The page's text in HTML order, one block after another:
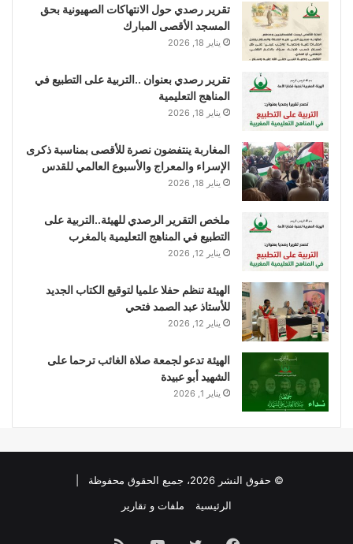
تقرير رصدي حول الانتهاكات الصهيونية بحق
المسجد الأقصى المبارك
يناير 18, 2026
تقرير رصدي بعنوان ..التربية على التطبيع في
المناهج التعليمية
يناير 18, 2026
المغاربة ينتفضون نصرة للأقصى بمناسبة ذكرى
الإسراء والمعراج والأسبوع العالمي للقدس
يناير 18, 2026
ملخص التقرير الرصدي للهيئة..التربية على
التطبيع في المناهج التعليمية بالمغرب
يناير 12, 2026
الهيئة تنظم حفلا علميا لتوقيع الكتاب الجديد
للأستاذ عبد الصمد فتحي
يناير 12, 2026
الهيئة تدعو لجمعة صلاة الغائب ترحما على
الشهيد أبو عبيدة
يناير 1, 2026
© حقوق النشر 2026، جميع الحقوق محفوظة |
الرئيسية
ملفات و تقارير